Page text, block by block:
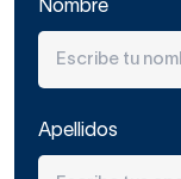
Menor
Mármol
Nombre
Apellidos